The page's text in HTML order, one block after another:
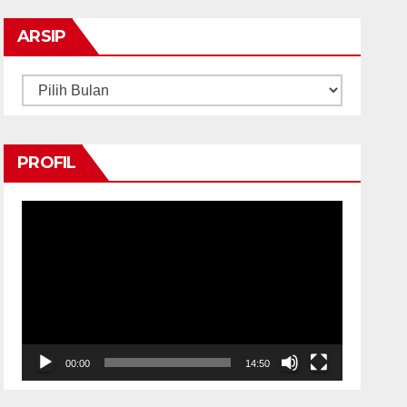
ARSIP
Arsip
PROFIL
00:00 14:50